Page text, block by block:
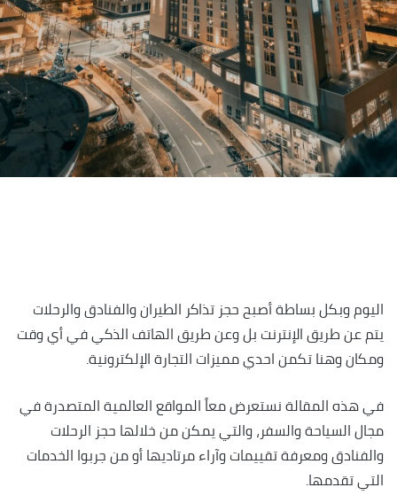
اليوم وبكل بساطة أصبح حجز تذاكر الطيران والفنادق والرحلات
يتم عن طريق الإنترنت بل وعن طريق الهاتف الذكي في أي وقت
ومكان وهنا تكمن احدي مميزات التجارة الإلكترونية.
في هذه المقالة نستعرض معاً المواقع العالمية المتصدرة في
مجال السياحة والسفر، والتي يمكن من خلالها حجز الرحلات
والفنادق ومعرفة تقييمات وآراء مرتاديها أو من جربوا الخدمات
التي تقدمها.